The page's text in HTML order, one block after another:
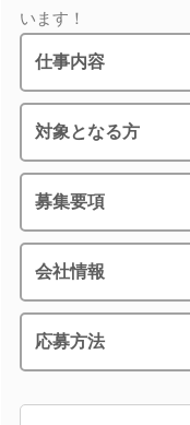
います！
仕事内容
対象となる方
募集要項
会社情報
応募方法